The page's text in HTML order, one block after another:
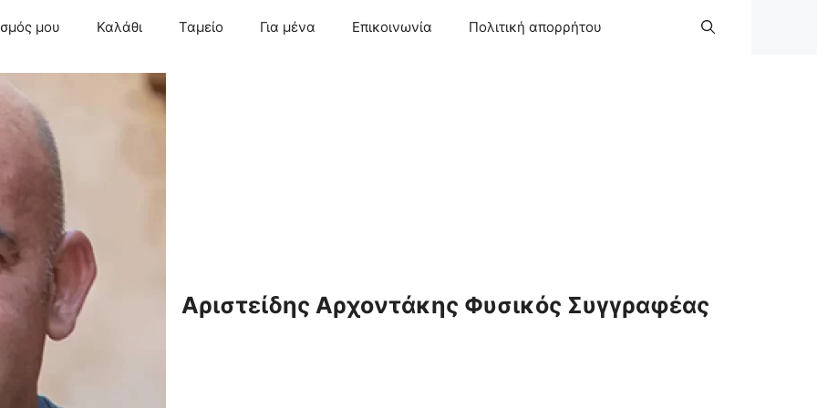
μου Καλάθι Ταμείο Για μένα Επικοινωνία Πολιτική απορρήτου
Αριστείδης Αρχοντάκης Φυσικός Συγγραφέας